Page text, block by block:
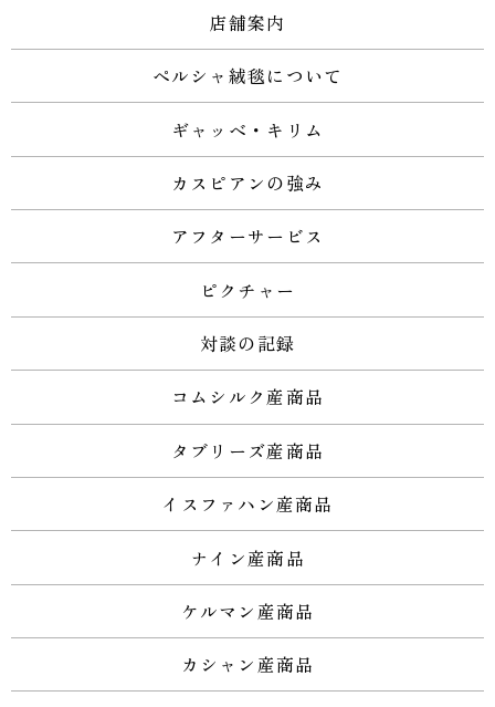
店舗案内
ペルシャ絨毯について
ギャッベ・キリム
カスピアンの強み
アフターサービス
ピクチャー
対談の記録
コムシルク産商品
タブリーズ産商品
イスファハン産商品
ナイン産商品
ケルマン産商品
カシャン産商品